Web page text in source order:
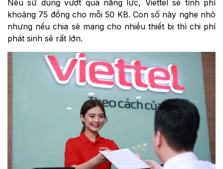
Nếu sử dụng vượt quá năng lực, Viettel sẽ tính phí
khoảng 75 đồng cho mỗi 50 KB. Con số này nghe nhỏ
nhưng nếu chia sẻ mạng cho nhiều thiết bị thì chi phí
phát sinh sẽ rất lớn.